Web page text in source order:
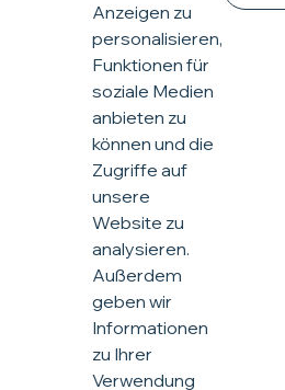
Anzeigen zu
personalisieren,
Funktionen für
soziale Medien
anbieten zu
können und die
Zugriffe auf
unsere
Website zu
analysieren.
Außerdem
geben wir
Informationen
zu Ihrer
Verwendung